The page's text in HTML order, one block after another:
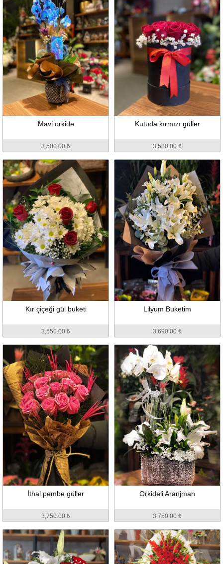
Mavi orkide
3,500.00 ₺
Kutuda kırmızı güller
3,520.00 ₺
Kır çiçeği gül buketi
3,550.00 ₺
Lilyum Buketim
3,690.00 ₺
İthal pembe güller
3,750.00 ₺
Orkideli Aranjman
3,750.00 ₺